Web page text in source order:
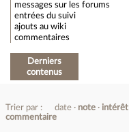
messages sur les forums
entrées du suivi
ajouts au wiki
commentaires
Derniers
contenus
Trier par : date note intérêt
commentaire